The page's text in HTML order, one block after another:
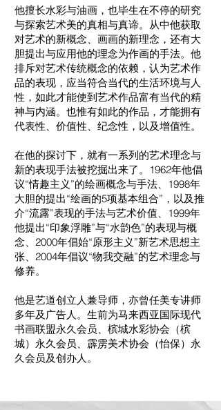
他擅长水彩与油画，也毕生在不停的研究
与探索艺术美的真相与真谛。从中他获取
对艺术的新概念、画画的新理念，还有大
胆提出与应用他的理念为作画的手法。他
排斥对艺术传统概念的依赖，认为艺术作
品的表现，应当符合当代的生活环境与人
性，如此才能使到艺术作品富有当代的精
神与内涵。也惟有如此的作品，才能拥有
代表性、价值性、纪念性，以及增值性。
在他的探讨下，就有一系列的艺术理念与
新的表现手法被挖掘出来了。1962年他倡
议“情趣主义”的绘画概念与手法、1998年
大胆的提出“绘画的5项基本组合”，以及推
介“流露”表现的手法与艺术价值、1999年
他提出“印象浮雕”与“水韵色”的表现与概
念、2000年倡始“原形主义”新艺术思想主
张、2004年倡议“物我交融”的艺术理念与
修养。
他是艺道创立人兼导师，亦曾任美专讲师
多年及广告人。生前为马来西亚国际现代
书画联盟永久会员、槟城水彩协会（槟
城）永久会员、霹雳美术协会（怡保）永
久会员及创办人。